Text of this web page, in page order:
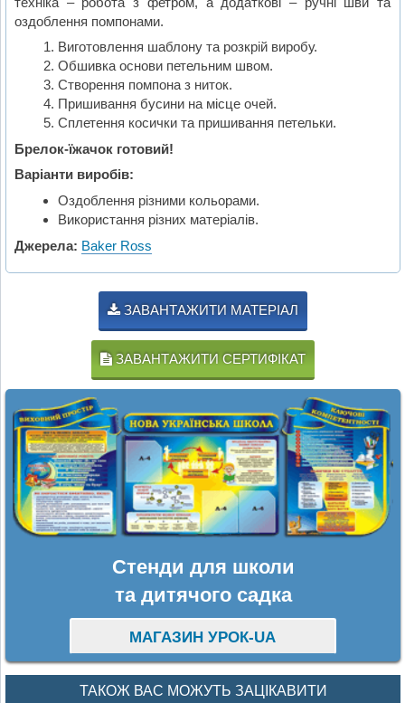
оздоблення помпонами.
Виготовлення шаблону та розкрій виробу.
Обшивка основи петельним швом.
Створення помпона з ниток.
Пришивання бусини на місце очей.
Сплетення косички та пришивання петельки.
Брелок-їжачок готовий!
Варіанти виробів:
Оздоблення різними кольорами.
Використання різних матеріалів.
Джерела: Baker Ross
ЗАВАНТАЖИТИ МАТЕРІАЛ
ЗАВАНТАЖИТИ СЕРТИФІКАТ
Стенди для школи
та дитячого садка
МАГАЗИН УРОК-UA
ТАКОЖ ВАС МОЖУТЬ ЗАЦІКАВИТИ